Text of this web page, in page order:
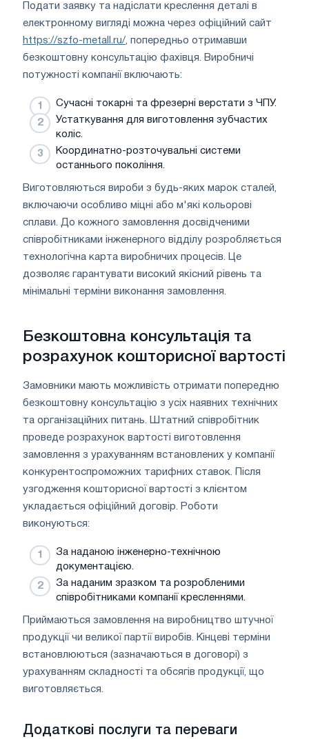
Подати заявку та надіслати креслення деталі в
електронному вигляді можна через офіційний сайт
https://szfo-metall.ru/, попередньо отримавши
безкоштовну консультацію фахівця. Виробничі
потужності компанії включають:
Сучасні токарні та фрезерні верстати з ЧПУ.
Устаткування для виготовлення зубчастих
коліс.
Координатно-розточувальні системи
останнього покоління.
Виготовляються вироби з будь-яких марок сталей,
включаючи особливо міцні або м'які кольорові
сплави. До кожного замовлення досвідченими
співробітниками інженерного відділу розробляється
технологічна карта виробничих процесів. Це
дозволяє гарантувати високий якісний рівень та
мінімальні терміни виконання замовлення.
Безкоштовна консультація та
розрахунок кошторисної вартості
Замовники мають можливість отримати попередню
безкоштовну консультацію з усіх наявних технічних
та організаційних питань. Штатний співробітник
проведе розрахунок вартості виготовлення
замовлення з урахуванням встановлених у компанії
конкурентоспроможних тарифних ставок. Після
узгодження кошторисної вартості з клієнтом
укладається офіційний договір. Роботи
виконуються:
За наданою інженерно-технічною
документацією.
За наданим зразком та розробленими
співробітниками компанії кресленнями.
Приймаються замовлення на виробництво штучної
продукції чи великої партії виробів. Кінцеві терміни
встановлюються (зазначаються в договорі) з
урахуванням складності та обсягів продукції, що
виготовляється.
Додаткові послуги та переваги